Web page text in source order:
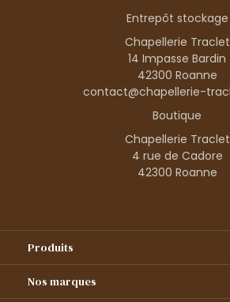
Entrepôt stockage
Chapellerie Traclet
14 Impasse Bardin
42300 Roanne
contact@chapellerie-
Boutique
Chapellerie Traclet
4 rue de Cadore
42300 Roanne
Produits
Nos marques